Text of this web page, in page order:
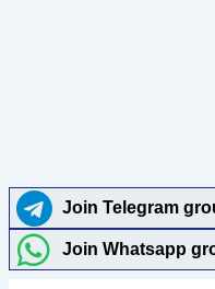
Join Telegram
Join Whatsapp